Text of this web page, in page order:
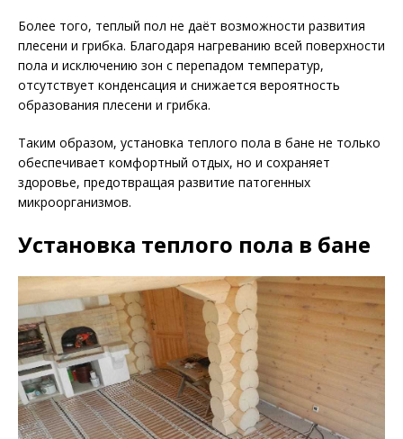
Более того, теплый пол не даёт возможности развития
плесени и грибка. Благодаря нагреванию всей поверхности
пола и исключению зон с перепадом температур,
отсутствует конденсация и снижается вероятность
образования плесени и грибка.
Таким образом, установка теплого пола в бане не только
обеспечивает комфортный отдых, но и сохраняет
здоровье, предотвращая развитие патогенных
микроорганизмов.
Установка теплого пола в бане